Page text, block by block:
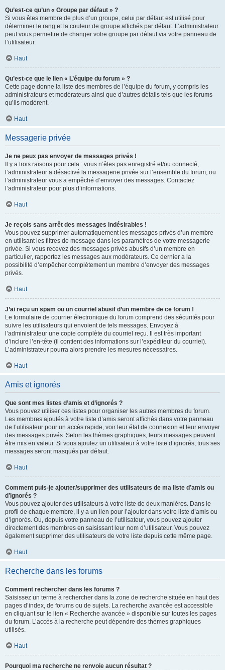
Qu’est-ce qu’un « Groupe par défaut » ?
Si vous êtes membre de plus d’un groupe, celui par défaut est utilisé pour
déterminer le rang et la couleur de groupe affichés par défaut. L’administrateur
peut vous permettre de changer votre groupe par défaut via votre panneau de
l’utilisateur.
Haut
Qu’est-ce que le lien « L’équipe du forum » ?
Cette page donne la liste des membres de l’équipe du forum, y compris les
administrateurs et modérateurs ainsi que d’autres détails tels que les forums
qu’ils modèrent.
Haut
Messagerie privée
Je ne peux pas envoyer de messages privés !
Il y a trois raisons pour cela : vous n’êtes pas enregistré et/ou connecté,
l’administrateur a désactivé la messagerie privée sur l’ensemble du forum, ou
l’administrateur vous a empêché d’envoyer des messages. Contactez
l’administrateur pour plus d’informations.
Haut
Je reçois sans arrêt des messages indésirables !
Vous pouvez supprimer automatiquement les messages privés d’un membre
en utilisant les filtres de message dans les paramètres de votre messagerie
privée. Si vous recevez des messages privés abusifs d’un membre en
particulier, rapportez les messages aux modérateurs. Ce dernier a la
possibilité d’empêcher complètement un membre d’envoyer des messages
privés.
Haut
J’ai reçu un spam ou un courriel abusif d’un membre de ce forum !
Le formulaire de courrier électronique du forum comprend des sécurités pour
suivre les utilisateurs qui envoient de tels messages. Envoyez à
l’administrateur une copie complète du courriel reçu. Il est très important
d’inclure l’en-tête (il contient des informations sur l’expéditeur du courriel).
L’administrateur pourra alors prendre les mesures nécessaires.
Haut
Amis et ignorés
Que sont mes listes d’amis et d’ignorés ?
Vous pouvez utiliser ces listes pour organiser les autres membres du forum.
Les membres ajoutés à votre liste d’amis seront affichés dans votre panneau
de l’utilisateur pour un accès rapide, voir leur état de connexion et leur envoyer
des messages privés. Selon les thèmes graphiques, leurs messages peuvent
être mis en valeur. Si vous ajoutez un utilisateur à votre liste d’ignorés, tous ses
messages seront masqués par défaut.
Haut
Comment puis-je ajouter/supprimer des utilisateurs de ma liste d’amis ou
d’ignorés ?
Vous pouvez ajouter des utilisateurs à votre liste de deux manières. Dans le
profil de chaque membre, il y a un lien pour l’ajouter dans votre liste d’amis ou
d’ignorés. Ou, depuis votre panneau de l’utilisateur, vous pouvez ajouter
directement des membres en saisissant leur nom d’utilisateur. Vous pouvez
également supprimer des utilisateurs de votre liste depuis cette même page.
Haut
Recherche dans les forums
Comment rechercher dans les forums ?
Saisissez un terme à rechercher dans la zone de recherche située en haut des
pages d’index, de forums ou de sujets. La recherche avancée est accessible
en cliquant sur le lien « Recherche avancée » disponible sur toutes les pages
du forum. L’accès à la recherche peut dépendre des thèmes graphiques
utilisés.
Haut
Pourquoi ma recherche ne renvoie aucun résultat ?